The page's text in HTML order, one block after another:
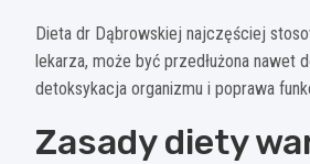
Dieta dr Dąbrowskiej najczęściej
lekarza, może być przedłużona nawet
detoksykacja organizmu i poprawa
Zasady diety